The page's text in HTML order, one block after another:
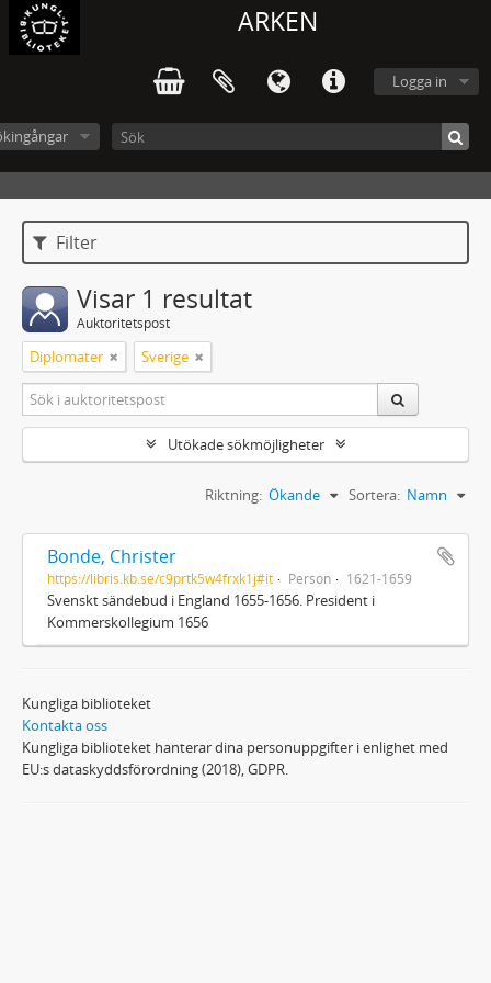
ARKEN
Logga in
Filter
Visar 1 resultat
Auktoritetspost
Diplomater Sverige
Utökade sökmöjligheter
Sortera: Namn
Riktning: Ökande
Bonde, Christer
https://libris.kb.se/c9prtk5w4frxk1j#it Person 1621-1659
Svenskt sändebud i England 1655-1656. President i
Kommerskollegium 1656
Kungliga biblioteket
Kontakta oss
Kungliga biblioteket hanterar dina personuppgifter i enlighet med
EU:s dataskyddsförordning (2018), GDPR.